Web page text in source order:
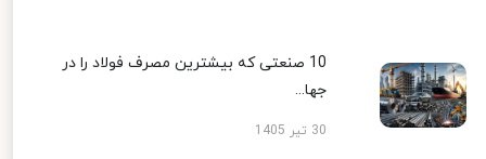
10 صنعتی که بیشترین مصرف فولاد را در
جها...
30 تیر 1405